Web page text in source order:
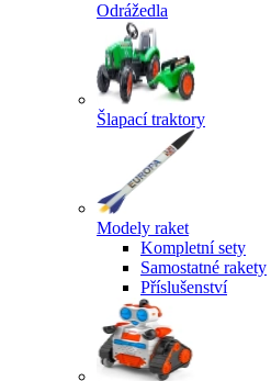
Odrážedla
Šlapací traktory
Modely raket
Kompletní sety
Samostatné rakety
Příslušenství